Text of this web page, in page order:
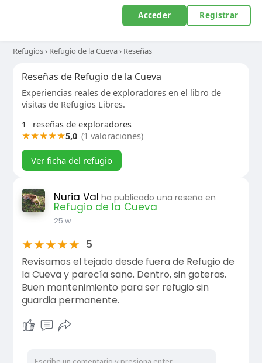
Acceder Registrar
Refugios› Refugio de la Cueva› Reseñas
Reseñas de Refugio de la Cueva
Experiencias reales de exploradores en el libro de
visitas de Refugios Libres.
1
reseñas de exploradores
★★★★★5,0 (1 valoraciones)
Ver ficha del refugio
Nuria Val ha publicado una reseña en
Refugio de la Cueva
25 w
★★★★★ 5
Revisamos el tejado desde fuera de Refugio de
la Cueva y parecía sano. Dentro, sin goteras.
Buen mantenimiento para ser refugio sin
guardia permanente.